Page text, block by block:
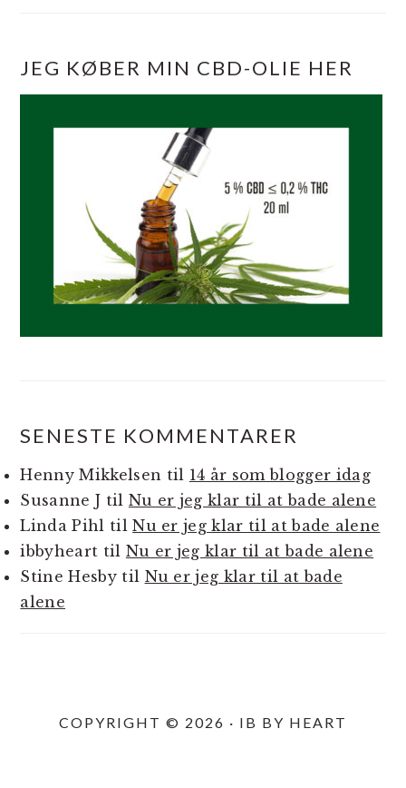
JEG KØBER MIN CBD-OLIE HER
SENESTE KOMMENTARER
Henny Mikkelsen til 14 år som blogger idag
Susanne J til Nu er jeg klar til at bade alene
Linda Pihl tilNu er jeg klar til at bade alene
ibbyheart til Nu er jeg klar til at bade alene
Stine Hesbytil Nu er jeg klar til at bade
alene
COPYRIGHT © 2026 · IB BY HEART